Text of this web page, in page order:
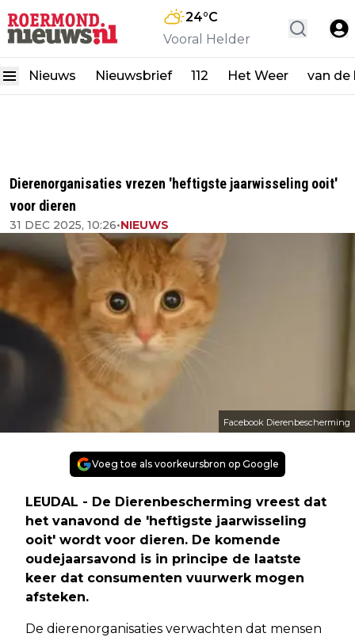
24°C
Vooral Helder
Nieuws Nieuwsbrief 112 Het Weer van de
Dierenorganisaties vrezen 'heftigste jaarwisseling ooit'
voor dieren
31 DEC 2025, 10:26•NIEUWS
Facebook Dierenbescherming
Voeg toe als voorkeursbron op Google
LEUDAL - De Dierenbescherming vreest dat
het vanavond de 'heftigste jaarwisseling
ooit' wordt voor dieren. De komende
oudejaarsavond is in principe de laatste
keer dat consumenten vuurwerk mogen
afsteken.
De dierenorganisaties verwachten dat mensen